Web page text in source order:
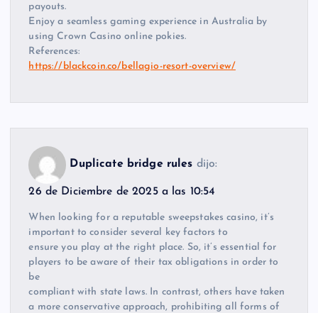
payouts.
Enjoy a seamless gaming experience in Australia by
using Crown Casino online pokies.
References:
https://blackcoin.co/bellagio-resort-overview/
Duplicate bridge rules dijo:
26 de Diciembre de 2025 a las 10:54
When looking for a reputable sweepstakes casino, it’s
important to consider several key factors to
ensure you play at the right place. So, it’s essential for
players to be aware of their tax obligations in order to
be
compliant with state laws. In contrast, others have taken
a more conservative approach, prohibiting all forms of